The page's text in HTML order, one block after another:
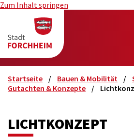
Zum Inhalt springen
Startseite Bauen & Mobilität
Gutachten & Konzepte
LICHTKONZEPT